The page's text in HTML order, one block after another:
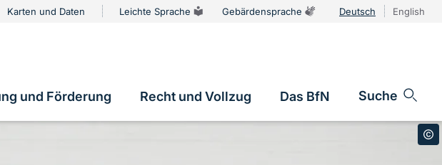
Karten und Daten Leichte Sprache Gebärdensprache Deutsch English
und Förderung Recht und Vollzug Das BfN Suche